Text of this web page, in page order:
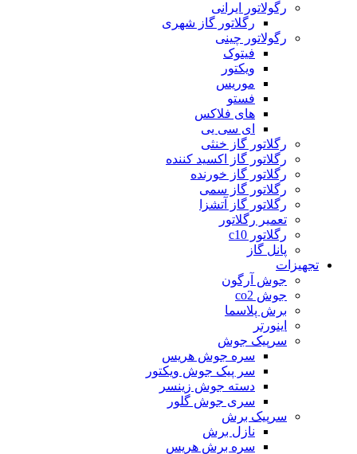
رگولاتور ایرانی
رگلاتور گاز شهری
رگولاتور چینی
فیتوک
ویکتور
موریس
فستو
های فلاکس
ای سی یی
رگلاتور گاز خنثی
رگلاتور گاز اکسید کننده
رگلاتور گاز خورنده
رگلاتور گاز سمی
رگلاتور گاز آتشزا
تعمیر رگلاتور
رگلاتور c10
پانل گاز
تجهیزات
جوش آرگون
جوش co2
برش پلاسما
اینورتر
سرپیک جوش
سره جوش هریس
سر پیک جوش ویکتور
دسته جوش زینسر
سری جوش گلور
سرپیک برش
نازل برش
سره برش هریس